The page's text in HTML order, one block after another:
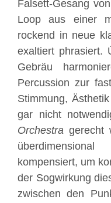
Falsett-Gesang
Loop aus einer
rockend in neue
exaltiert phrasiert.
Gebräu
Percussion zur
Stimmung,
gar nicht
Orchestra gerecht
überdimensional
kompensiert, um
der Sogwirkung
zwischen den